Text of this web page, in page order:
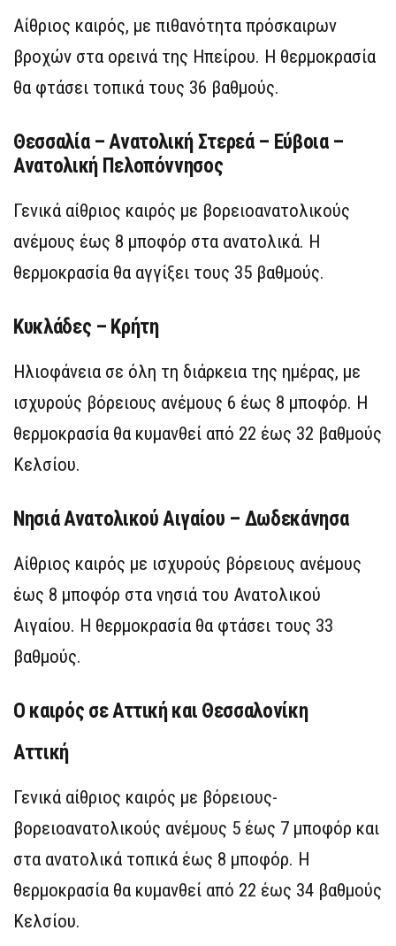
Αίθριος καιρός, με πιθανότητα πρόσκαιρων
βροχών στα ορεινά της Ηπείρου. Η θερμοκρασία
θα φτάσει τοπικά τους 36 βαθμούς.
Θεσσαλία – Ανατολική Στερεά – Εύβοια –
Ανατολική Πελοπόννησος
Γενικά αίθριος καιρός με βορειοανατολικούς
ανέμους έως 8 μποφόρ στα ανατολικά. Η
θερμοκρασία θα αγγίξει τους 35 βαθμούς.
Κυκλάδες – Κρήτη
Ηλιοφάνεια σε όλη τη διάρκεια της ημέρας, με
ισχυρούς βόρειους ανέμους 6 έως 8 μποφόρ. Η
θερμοκρασία θα κυμανθεί από 22 έως 32 βαθμούς
Κελσίου.
Νησιά Ανατολικού Αιγαίου – Δωδεκάνησα
Αίθριος καιρός με ισχυρούς βόρειους ανέμους
έως 8 μποφόρ στα νησιά του Ανατολικού
Αιγαίου. Η θερμοκρασία θα φτάσει τους 33
βαθμούς.
Ο καιρός σε Αττική και Θεσσαλονίκη
Αττική
Γενικά αίθριος καιρός με βόρειους-
βορειοανατολικούς ανέμους 5 έως 7 μποφόρ και
στα ανατολικά τοπικά έως 8 μποφόρ. Η
θερμοκρασία θα κυμανθεί από 22 έως 34 βαθμούς
Κελσίου.